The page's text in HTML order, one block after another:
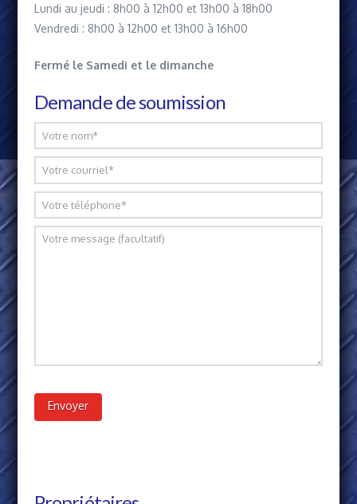
Lundi au jeudi : 8h00 à 12h00 et 13h00 à 18h00
Vendredi : 8h00 à 12h00 et 13h00 à 16h00
Fermé le Samedi et le dimanche
Demande de soumission